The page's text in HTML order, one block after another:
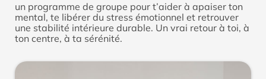
un programme de groupe pour t’aider à apaiser ton
mental, te libérer du stress émotionnel et retrouver
une stabilité intérieure durable. Un vrai retour à toi, à
ton centre, à ta sérénité.